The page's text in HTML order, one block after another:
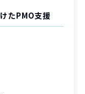
たPMO支援